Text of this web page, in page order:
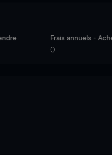
Frais annuels -
0